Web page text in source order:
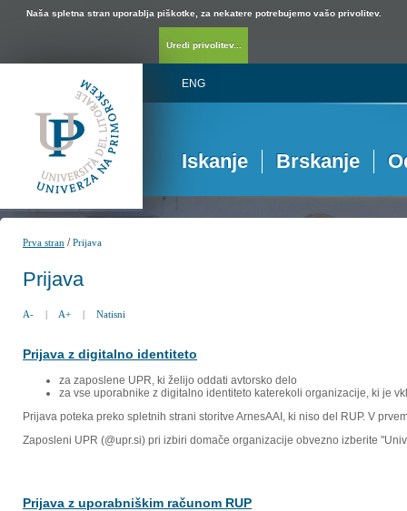
Naša spletna stran uporablja piškotke, za nekatere potrebujemo vašo privolitev.
Uredi privolitev...
ENG
Iskanje Brskanje
Prva stran /Prijava
Prijava
A- | A+ | Natisni
Prijava z digitalno identiteto
za zaposlene UPR, ki želijo oddati avtorsko delo
za vse uporabnike z digitalno identiteto katerekoli organizacije, ki je
Prijava poteka preko spletnih strani storitve ArnesAAI, ki niso del RUP. V
Zaposleni UPR (@upr.si) pri izbiri domače organizacije obvezno izberite
Prijava z uporabniškim računom RUP